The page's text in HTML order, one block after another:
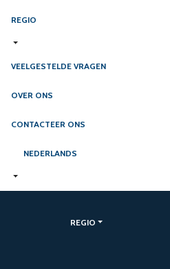
REGIO
VEELGESTELDE VRAGEN
OVER ONS
CONTACTEER ONS
NEDERLANDS
REGIO